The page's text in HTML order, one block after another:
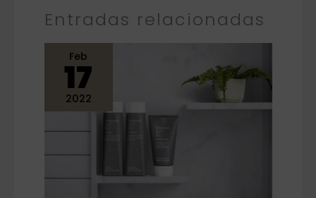
Entradas relacionadas
Feb
17
2022